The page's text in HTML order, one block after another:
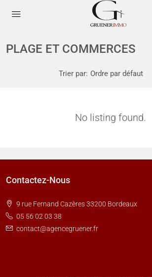
PLAGE ET COMMERCES
Trier par: Ordre par défaut
No listing found.
Contactez-Nous
9 rue Fernand Cazères 33200 Bordeaux
05 56 02 03 38
contact@agencegruener.fr